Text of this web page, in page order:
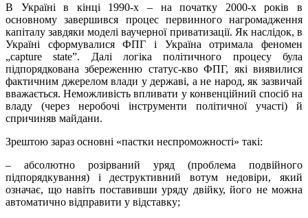
В Україні в кінці 1990-х – на початку 2000-х років в
основному завершився процес первинного нагромадження
капіталу завдяки моделі ваучерної приватизації. Як наслідок, в
Україні сформувалися ФПГ і Україна отримала феномен
„capture state”. Далі логіка політичного процесу була
підпорядкована збереженню статус-кво ФПГ, які виявилися
фактичним джерелом влади у державі, а не народ, як зазвичай
вважається. Неможливість впливати у конвенційний спосіб на
владу (через неробочі інструменти політичної участі) й
спричиняв майдани.
Зрештою зараз основні «пастки неспроможності» такі:
– абсолютно розірваний уряд (проблема подвійного
підпорядкування) і деструктивний вотум недовіри, який
означає, що навіть поставивши уряду двійку, його не можна
автоматично відправити у відставку;